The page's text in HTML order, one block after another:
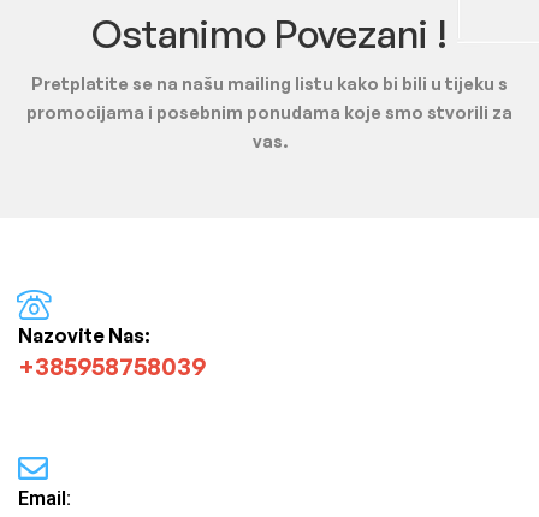
Ostanimo Povezani !
Pretplatite se na našu mailing listu kako bi bili u tijeku s
promocijama i posebnim ponudama koje smo stvorili za
vas.
Nazovite Nas:
+385958758039
Email: